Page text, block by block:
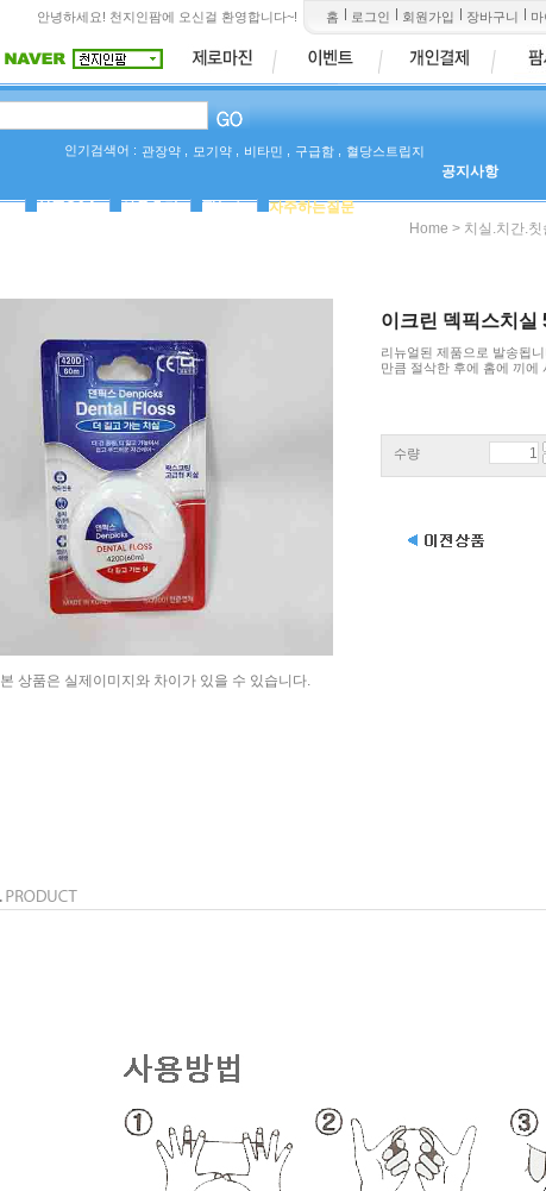
안녕하세요! 천지인팜에 오신걸 환영합니다~! 홈 로그인 회원가입 장바구니
인기검색어 : 관장약 모기약 비타민 구급함 혈당스트립지
공지사항
상품Q&A 사용후기 팜뉴스
자주하는질문
Home > 치실.치간.
본 상품은 실제이미지와 차이가 있을 수 있습니다.
이크린 덱픽스치실
리뉴얼된 제품으로 발송됩
만큼 절삭한 후에 홈에 끼에
수량